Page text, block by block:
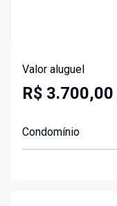
Valor aluguel
R$ 3.700,00
Condomínio